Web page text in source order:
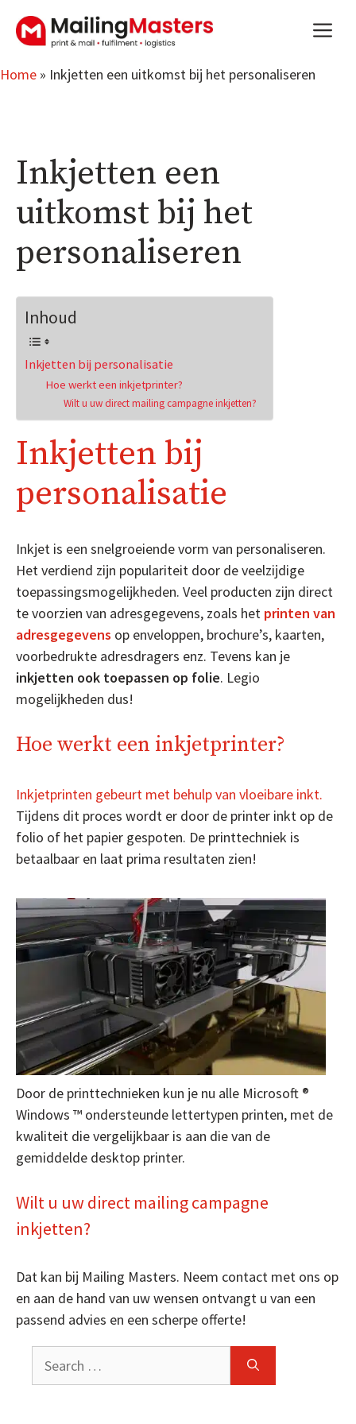
Home » Inkjetten een uitkomst bij het personaliseren
Inkjetten een
uitkomst bij het
personaliseren
Inhoud
Inkjetten bij personalisatie
Hoe werkt een inkjetprinter?
Wilt u uw direct mailing campagne inkjetten?
Inkjetten bij
personalisatie
Inkjet is een snelgroeiende vorm van personaliseren.
Het verdiend zijn populariteit door de veelzijdige
toepassingsmogelijkheden. Veel producten zijn direct
te voorzien van adresgegevens, zoals het printen van
adresgegevens op enveloppen, brochure’s, kaarten,
voorbedrukte adresdragers enz. Tevens kan je
inkjetten ook toepassen op folie. Legio
mogelijkheden dus!
Hoe werkt een inkjetprinter?
Inkjetprinten gebeurt met behulp van vloeibare inkt.
Tijdens dit proces wordt er door de printer inkt op de
folio of het papier gespoten. De printtechniek is
betaalbaar en laat prima resultaten zien!
Door de printtechnieken kun je nu alle Microsoft ®
Windows ™ ondersteunde lettertypen printen, met de
kwaliteit die vergelijkbaar is aan die van de
gemiddelde desktop printer.
Wilt u uw direct mailing campagne
inkjetten?
Dat kan bij Mailing Masters. Neem contact met ons op
en aan de hand van uw wensen ontvangt u van een
passend advies en een scherpe offerte!
for: